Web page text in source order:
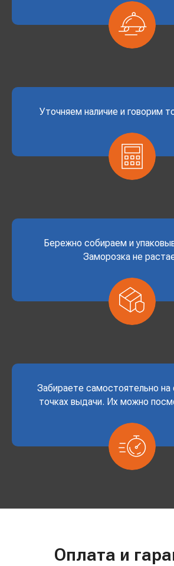
Уточняем наличие и говорим
Бережно собираем и
Заморозка не
Забираете самостоятельно на
точках выдачи. Их можно
Оплата и